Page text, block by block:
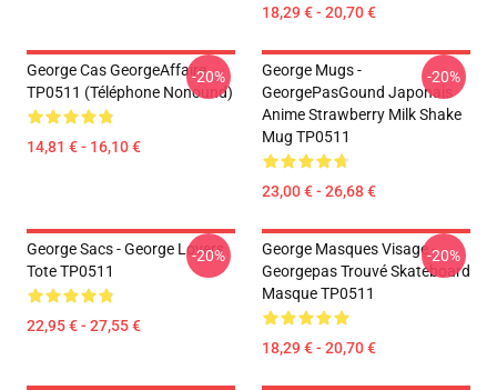
18,29 € - 20,70 €
George Cas GeorgeAffaire
TP0511 (téléphone Nonound)
14,81 € - 16,10 €
-20%
George Mugs -
GeorgePasGound Japonais
Anime Strawberry Milk Shake
Mug TP0511
23,00 € - 26,68 €
-20%
George Sacs - George Lovers
Tote TP0511
22,95 € - 27,55 €
-20%
George Masques Visage -
Georgepas Trouvé Skateboard
Masque TP0511
18,29 € - 20,70 €
-20%